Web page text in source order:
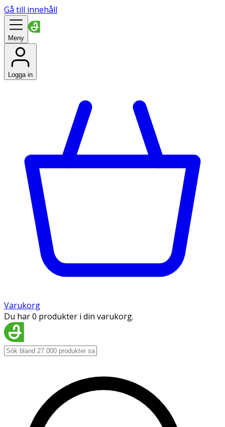
Gå till innehåll
Meny
Logga in
Varukorg
Du har 0 produkter i din varukorg.